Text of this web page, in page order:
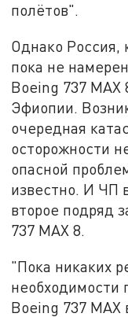
полётов".
Однако Россия,
пока не
Boeing 737 MАХ
Эфиопии.
очередная
осторожности
опасной
известно. И ЧП
второе подряд
737 MАХ 8.
"Пока никаких
необходимости
Boeing 737 MAX